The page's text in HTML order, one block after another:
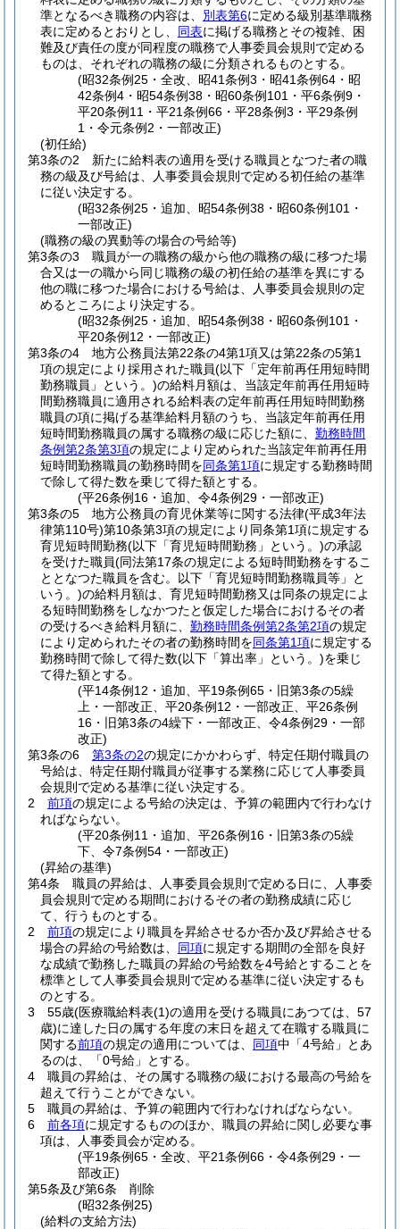
準となるべき職務の内容は、 別表第6に定める級別基準職務
表に定めるとおりとし、 同表に掲げる職務とその複雑、困
難及び責任の度が同程度の職務で人事委員会規則で定める
ものは、それぞれの職務の級に分類されるものとする。
(昭32条例25・全改、昭41条例3・昭41条例64・昭
42条例4・昭54条例38・昭60条例101・平6条例9・
平20条例11・平21条例66・平28条例3・平29条例
1・令元条例2・一部改正)
(初任給)
第3条の2
新たに給料表の適用を受ける職員となつた者の職
務の級及び号給は、人事委員会規則で定める初任給の基準
に従い決定する。
(昭32条例25・追加、昭54条例38・昭60条例101・
一部改正)
(職務の級の異動等の場合の号給等)
第3条の3
職員が一の職務の級から他の職務の級に移つた場
合又は一の職から同じ職務の級の初任給の基準を異にする
他の職に移つた場合における号給は、人事委員会規則の定
めるところにより決定する。
(昭32条例25・追加、昭54条例38・昭60条例101・
平20条例12・一部改正)
第3条の4
地方公務員法第22条の4第1項又は第22条の5第1
項の規定により採用された職員(以下「定年前再任用短時間
勤務職員」という。)の給料月額は、当該定年前再任用短時
間勤務職員に適用される給料表の定年前再任用短時間勤務
職員の項に掲げる基準給料月額のうち、当該定年前再任用
短時間勤務職員の属する職務の級に応じた額に、 勤務時間
条例第2条第3項の規定により定められた当該定年前再任用
短時間勤務職員の勤務時間を同条第1項に規定する勤務時間
で除して得た数を乗じて得た額とする。
(平26条例16・追加、令4条例29・一部改正)
第3条の5
地方公務員の育児休業等に関する法律(平成3年法
律第110号)第10条第3項の規定により同条第1項に規定する
育児短時間勤務(以下「育児短時間勤務」という。)の承認
を受けた職員(同法第17条の規定による短時間勤務をするこ
ととなつた職員を含む。以下「育児短時間勤務職員等」と
いう。)の給料月額は、育児短時間勤務又は同条の規定によ
る短時間勤務をしなかつたと仮定した場合におけるその者
の受けるべき給料月額に、 勤務時間条例第2条第2項の規定
により定められたその者の勤務時間を同条第1項に規定する
勤務時間で除して得た数(以下「算出率」という。)を乗じ
て得た額とする。
(平14条例12・追加、平19条例65・旧第3条の5繰
上・一部改正、平20条例12・一部改正、平26条例
16・旧第3条の4繰下・一部改正、令4条例29・一部
改正)
第3条の6
第3条の2の規定にかかわらず、特定任期付職員の
号給は、特定任期付職員が従事する業務に応じて人事委員
会規則で定める基準に従い決定する。
2
前項の規定による号給の決定は、予算の範囲内で行わなけ
ればならない。
(平20条例11・追加、平26条例16・旧第3条の5繰
下、令7条例54・一部改正)
(昇給の基準)
第4条
職員の昇給は、人事委員会規則で定める日に、人事委
員会規則で定める期間におけるその者の勤務成績に応じ
て、行うものとする。
2
前項の規定により職員を昇給させるか否か及び昇給させる
場合の昇給の号給数は、 同項に規定する期間の全部を良好
な成績で勤務した職員の昇給の号給数を4号給とすることを
標準として人事委員会規則で定める基準に従い決定するも
のとする。
3
55歳(医療職給料表(1)の適用を受ける職員にあつては、57
歳)に達した日の属する年度の末日を超えて在職する職員に
関する前項の規定の適用については、 同項中「4号給」とあ
るのは、「0号給」とする。
4
職員の昇給は、その属する職務の級における最高の号給を
超えて行うことができない。
5
職員の昇給は、予算の範囲内で行わなければならない。
6
前各項に規定するもののほか、職員の昇給に関し必要な事
項は、人事委員会が定める。
(平19条例65・全改、平21条例66・令4条例29・一
部改正)
第5条及び第6条
削除
(昭32条例25)
(給料の支給方法)